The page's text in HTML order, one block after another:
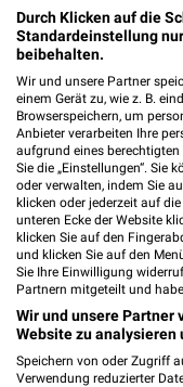
✔
✔Folge
✔Push-
✔
Weitere NKD
und um Döbeln
Durch Klicken auf die
Standardeinstellung
beibehalten.
Wir und unsere Partner
einem Gerät zu, wie z. B.
Browserspeichern, um
Anbieter verarbeiten Ihre
aufgrund eines berechtigten
Sie die „Einstellungen“. Sie
oder verwalten, indem Sie
klicken oder jederzeit auf
unteren Ecke der Website
klicken Sie auf den
und klicken Sie auf den
Sie Ihre Einwilligung
Partnern mitgeteilt und
Wir und unsere Partner
Website zu analysieren
Speichern von oder Zugriff
Verwendung reduzierter